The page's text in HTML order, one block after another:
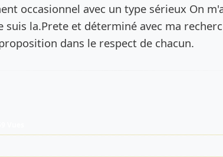
occasionnel avec un type sérieux On
suis la.Prete et déterminé avec ma
dans le respect de chacun.